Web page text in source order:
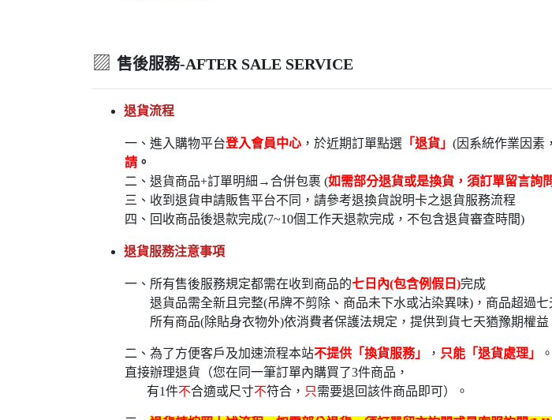
▨ 售後服務-AFTER SALE SERVICE
退貨流程
一、進入購物平台登入會員中心 ，於近期訂單點選 「退貨」 (因系統作業因素
請 。
二、退貨商品+訂單明細→合併包裹 (如需部分退貨或是換貨，須訂單留言詢
三、收到退貨申請販售平台不同，請參考退換貨說明卡之退貨服務流程
四、回收商品後退款完成(7~10個工作天退款完成，不包含退貨審查時間)
退貨服務注意事項
一、所有售後服務規定都需在收到商品的七日內(包含例假日)
退貨品需全新且完整(吊牌不剪除、商品未下水或沾染異味)，商品超過七
所有商品(除貼身衣物外)依消費者保護法規定，提供到貨七天猶豫期權益
二、為了方便客戶及加速流程本站不提供「換貨服務」 ， 只能「退貨處理」 。
直接辦理退貨（您在同一筆訂單內購買了3件商品，
有1件不合適或尺寸不符合， 只需要退回該件商品即可）。